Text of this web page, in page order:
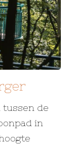
tussen de
in